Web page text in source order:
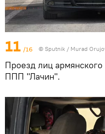
11 /16 © Sputnik / Murad
Проезд лиц
ППП "Лачин".